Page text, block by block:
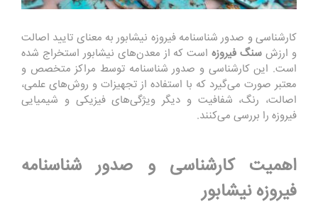
کارشناسی و صدور شناسنامه فیروزه نیشابور به معنای تایید اصالت
و ارزش سنگ فیروزهاست که از معدن‌های نیشابور استخراج شده
است. این کارشناسی و صدور شناسنامه توسط مراکز متخصص و
معتبر صورت می‌گیرد که با استفاده از تجهیزات و روش‌های علمی،
اصالت، رنگ، شفافیت و دیگر ویژگی‌های فیزیکی و شیمیایی
فیروزه را بررسی می‌کنند.
اهمیت کارشناسی و صدور شناسنامه
فیروزه نیشابور